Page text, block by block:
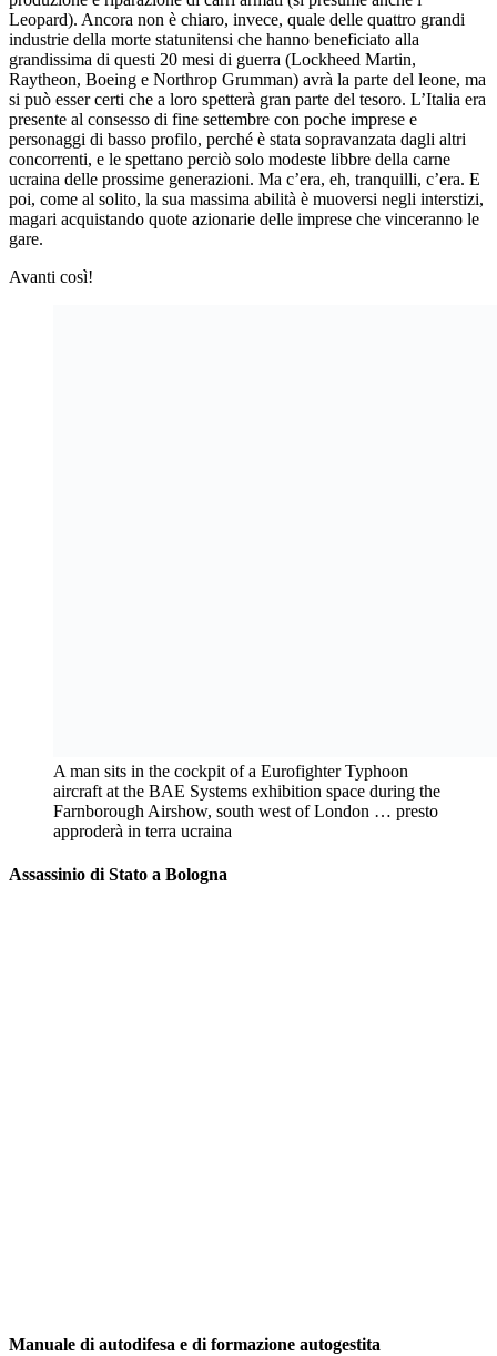
Leopard). Ancora non è chiaro, invece, quale delle quattro grandi
industrie della morte statunitensi che hanno beneficiato alla
grandissima di questi 20 mesi di guerra (Lockheed Martin,
Raytheon, Boeing e Northrop Grumman) avrà la parte del leone, ma
si può esser certi che a loro spetterà gran parte del tesoro. L’Italia era
presente al consesso di fine settembre con poche imprese e
personaggi di basso profilo, perché è stata sopravanzata dagli altri
concorrenti, e le spettano perciò solo modeste libbre della carne
ucraina delle prossime generazioni. Ma c’era, eh, tranquilli, c’era. E
poi, come al solito, la sua massima abilità è muoversi negli interstizi,
magari acquistando quote azionarie delle imprese che vinceranno le
gare.
Avanti così!
A man sits in the cockpit of a Eurofighter Typhoon
aircraft at the BAE Systems exhibition space during the
Farnborough Airshow, south west of London … presto
approderà in terra ucraina
Assassinio di Stato a Bologna
Manuale di autodifesa e di formazione autogestita